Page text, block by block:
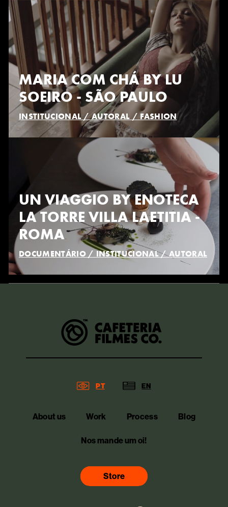
MARIA COM CHÁ BY LU
SOEIRO - SÃO PAULO
INSTITUCIONAL / AUTORAL / FASHION
UN VIAGGIO BY ENOTECA
LA TORRE VILLA LAETITIA -
ROMA
DOCUMENTÁRIO / INSTITUCIONAL / AUTORAL
PT EN
About us Work Process Blog
Nos mande um oi!
Store